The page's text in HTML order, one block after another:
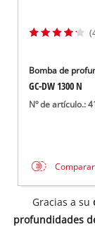
Bomba de
GC-DW 1300 N
Nº de artículo.:
Gracias a su
profundidades